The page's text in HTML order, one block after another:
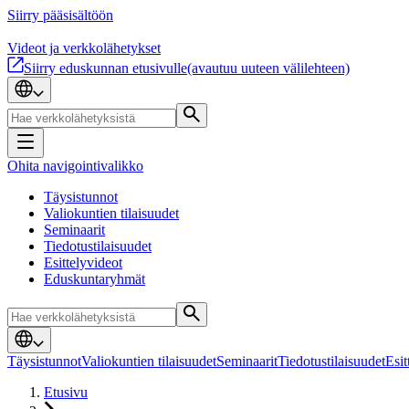
Siirry pääsisältöön
Videot ja verkkolähetykset
Siirry eduskunnan etusivulle(avautuu uuteen välilehteen)
Ohita navigointivalikko
Täysistunnot
Valiokuntien tilaisuudet
Seminaarit
Tiedotustilaisuudet
Esittelyvideot
Eduskuntaryhmät
TäysistunnotValiokuntien tilaisuudetSeminaaritTiedotustilaisuudet
Etusivu